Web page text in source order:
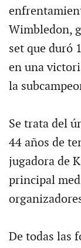
Wimbledon,
set que duró
en una
la
Se trata del
44 años de
jugadora de
principal
De todas las